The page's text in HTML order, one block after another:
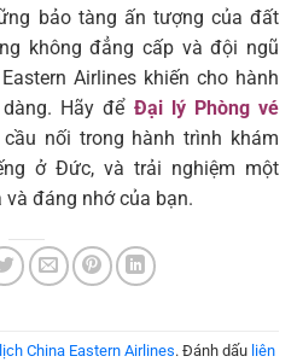
bảo tàng ấn tượng của đất
không đẳng cấp và đội ngũ
Airlines khiến cho hành
Hãy để Đại lý Phòng vé
nối trong hành trình khám
ở Đức, và trải nghiệm một
đáng nhớ của bạn.
China Eastern Airlines. Đánh dấu liên